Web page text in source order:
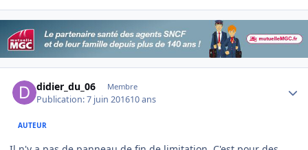
didier_du_06 Membre
Publication:7 juin 201610 ans
AUTEUR